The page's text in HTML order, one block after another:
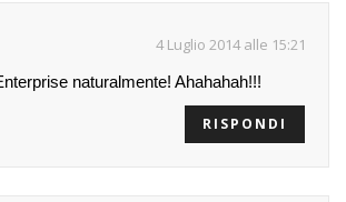
4 Luglio 2014 alle 15:21
naturalmente! Ahahahah!!!
RISPONDI